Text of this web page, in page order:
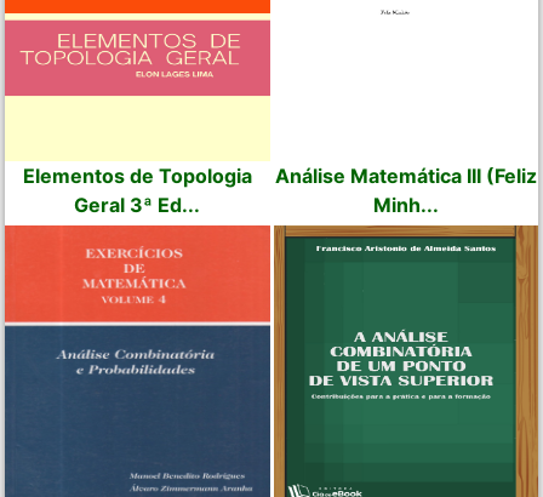
Elementos de Topologia
Geral 3ª Ed...
Análise Matemática III (Feliz
Minh...